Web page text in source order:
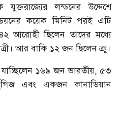
যুক্তরাজ্যের লন্ডনের উদ্দেশে
কয়েক মিনিট পরই এটি
আরোহী ছিলেন তাদের মধ্যে
আর বাকি ১২ জন ছিলেন ক্রু।
যাচ্ছিলেন ১৬৯ জন ভারতীয়, ৫৩
এবং একজন কানাডিয়ান